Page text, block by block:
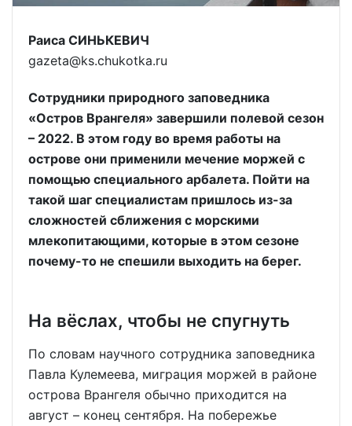
Раиса СИНЬКЕВИЧ
gazeta@ks.chukotka.ru
Сотрудники природного заповедника
«Остров Врангеля» завершили полевой сезон
– 2022. В этом году во время работы на
острове они применили мечение моржей с
помощью специального арбалета. Пойти на
такой шаг специалистам пришлось из-за
сложностей сближения с морскими
млекопитающими, которые в этом сезоне
почему-то не спешили выходить на берег.
На вёслах, чтобы не спугнуть
По словам научного сотрудника заповедника
Павла Кулемеева, миграция моржей в районе
острова Врангеля обычно приходится на
август – конец сентября. На побережье